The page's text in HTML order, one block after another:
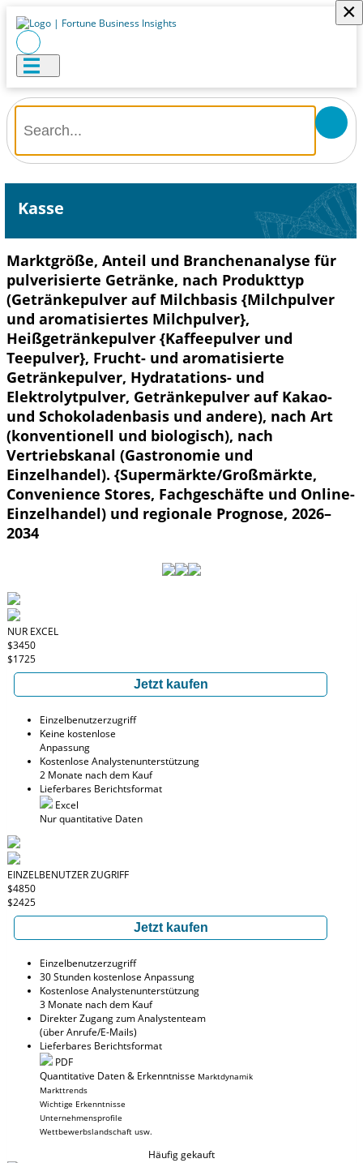
×
Kasse
Marktgröße, Anteil und Branchenanalyse für
pulverisierte Getränke, nach Produkttyp
(Getränkepulver auf Milchbasis {Milchpulver
und aromatisiertes Milchpulver},
Heißgetränkepulver {Kaffeepulver und
Teepulver}, Frucht- und aromatisierte
Getränkepulver, Hydratations- und
Elektrolytpulver, Getränkepulver auf Kakao-
und Schokoladenbasis und andere), nach Art
(konventionell und biologisch), nach
Vertriebskanal (Gastronomie und
Einzelhandel). {Supermärkte/Großmärkte,
Convenience Stores, Fachgeschäfte und Online-
Einzelhandel) und regionale Prognose, 2026–
2034
NUR EXCEL
$3450
$1725
Jetzt kaufen
Einzelbenutzerzugriff
Keine kostenlose
Anpassung
Kostenlose Analystenunterstützung
2 Monate nach dem Kauf
Lieferbares Berichtsformat
Excel
Nur quantitative Daten
EINZELBENUTZER ZUGRIFF
$4850
$2425
Jetzt kaufen
Einzelbenutzerzugriff
30 Stunden kostenlose Anpassung
Kostenlose Analystenunterstützung
3 Monate nach dem Kauf
Direkter Zugang zum Analystenteam
(über Anrufe/E-Mails)
Lieferbares Berichtsformat
PDF
Quantitative Daten & Erkenntnisse Marktdynamik
Markttrends
Wichtige Erkenntnisse
Unternehmensprofile
Wettbewerbslandschaft usw.
Häufig gekauft